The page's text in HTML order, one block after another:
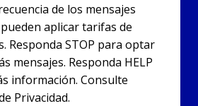
de los mensajes
aplicar tarifas de
Responda STOP para optar
mensajes. Responda HELP
información. Consulte
Privacidad.